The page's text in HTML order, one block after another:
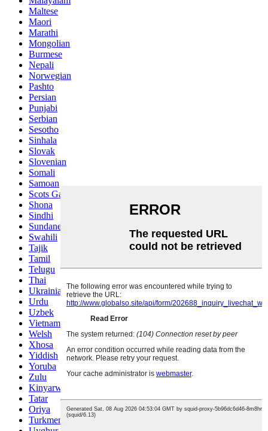
Maltese
Maori
Marathi
Mongolian
Burmese
Nepali
Norwegian
Pashto
Persian
Punjabi
Serbian
Sesotho
Sinhala
Slovak
Slovenian
Somali
Samoan
Scots Gaelic
Shona
Sindhi
Sundanese
Swahili
Tajik
Tamil
Telugu
Thai
Ukrainian
Urdu
Uzbek
Vietnamese
Welsh
Xhosa
Yiddish
Yoruba
Zulu
Kinyarwanda
Tatar
Oriya
Turkmen